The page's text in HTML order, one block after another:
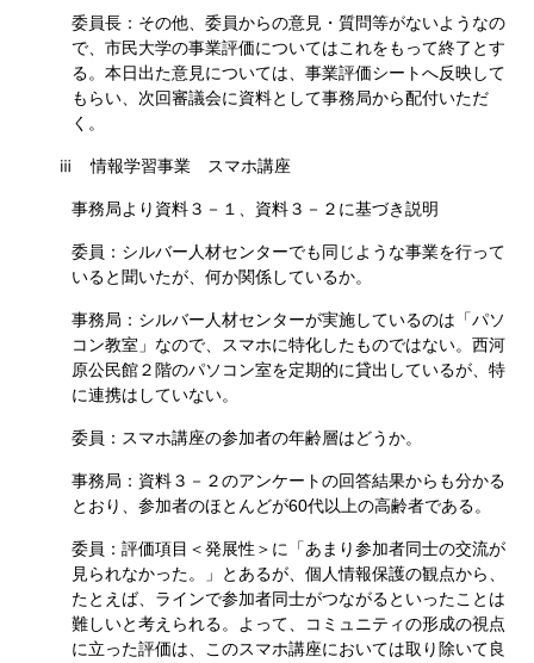
委員長：その他、委員からの意見・質問等がないようなの
で、市民大学の事業評価についてはこれをもって終了とす
る。本日出た意見については、事業評価シートへ反映して
もらい、次回審議会に資料として事務局から配付いただ
く。
ⅲ 情報学習事業 スマホ講座
事務局より資料３－１、資料３－２に基づき説明
委員：シルバー人材センターでも同じような事業を行って
いると聞いたが、何か関係しているか。
事務局：シルバー人材センターが実施しているのは「パソ
コン教室」なので、スマホに特化したものではない。西河
原公民館２階のパソコン室を定期的に貸出しているが、特
に連携はしていない。
委員：スマホ講座の参加者の年齢層はどうか。
事務局：資料３－２のアンケートの回答結果からも分かる
とおり、参加者のほとんどが60代以上の高齢者である。
委員：評価項目＜発展性＞に「あまり参加者同士の交流が
見られなかった。」とあるが、個人情報保護の観点から、
たとえば、ラインで参加者同士がつながるといったことは
難しいと考えられる。よって、コミュニティの形成の視点
に立った評価は、このスマホ講座においては取り除いて良